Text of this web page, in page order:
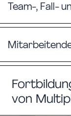
Team-, Fall-
von